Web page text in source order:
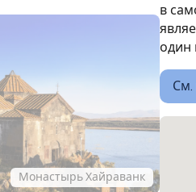
Монастырь Хайраванк
в
один
См.